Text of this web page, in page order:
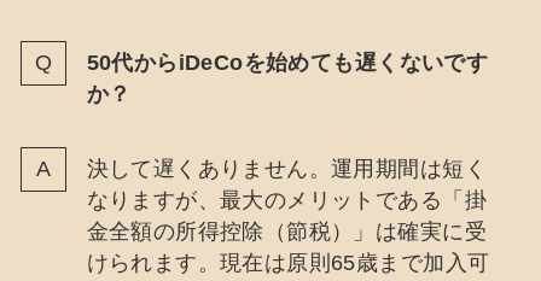
50代からiDeCoを始めても遅くないです
か？
決して遅くありません。運用期間は短く
なりますが、最大のメリットである「掛
金全額の所得控除（節税）」は確実に受
けられます。現在は原則65歳まで加入可